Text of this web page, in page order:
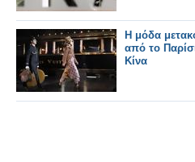
Η μόδα
από το
Κίνα